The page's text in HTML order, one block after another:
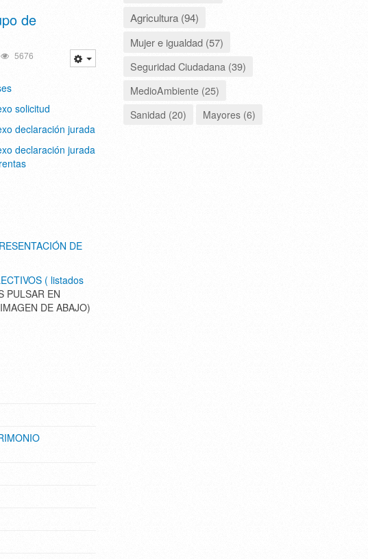
de
5676
solicitud
declaración jurada
declaración jurada
DE
( listados
PULSAR EN
DE ABAJO)
Agricultura (94)
Mujer e igualdad (57)
Seguridad Ciudadana (39)
MedioAmbiente (25)
Sanidad (20)
Mayores (6)